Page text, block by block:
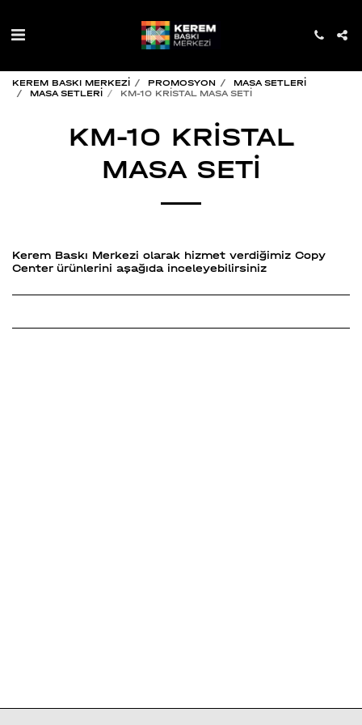
KEREM BASKI MERKEZİ PROMOSYON
MASA SETLERİ
MASA SETLERİ
KM-10 KRİSTAL MASA SETİ
KM-10 KRİSTAL
MASA SETİ
Kerem Baskı Merkezi olarak hizmet verdiğimiz Copy
Center ürünlerini aşağıda inceleyebilirsiniz